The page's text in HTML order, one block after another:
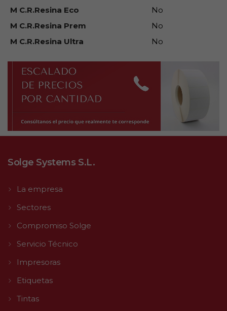
M C.R.Resina Eco
No
M C.R.Resina Prem
No
M C.R.Resina Ultra
No
Solge Systems S.L.
La empresa
Sectores
Compromiso Solge
Servicio Técnico
Impresoras
Etiquetas
Tintas